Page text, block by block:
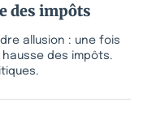
des impôts
allusion : une fois
des impôts.